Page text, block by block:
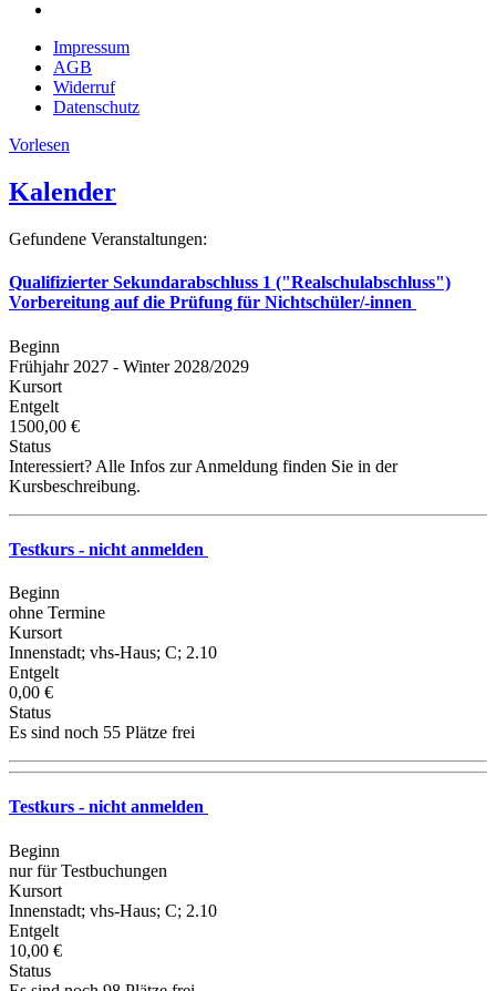
Impressum
AGB
Widerruf
Datenschutz
Vorlesen
Kalender
Gefundene Veranstaltungen:
Qualifizierter Sekundarabschluss 1 ("Realschulabschluss")
Vorbereitung auf die Prüfung für Nichtschüler/-innen
Beginn
Frühjahr 2027 - Winter 2028/2029
Kursort
Entgelt
1500,00 €
Status
Interessiert? Alle Infos zur Anmeldung finden Sie in der
Kursbeschreibung.
Testkurs - nicht anmelden
Beginn
ohne Termine
Kursort
Innenstadt; vhs-Haus; C; 2.10
Entgelt
0,00 €
Status
Es sind noch 55 Plätze frei
Testkurs - nicht anmelden
Beginn
nur für Testbuchungen
Kursort
Innenstadt; vhs-Haus; C; 2.10
Entgelt
10,00 €
Status